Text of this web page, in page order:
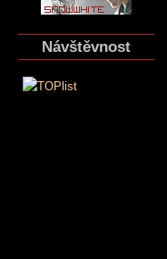
Návštěvnost